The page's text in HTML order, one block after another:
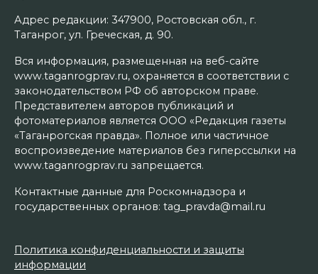
Адрес редакции: 347900, Ростовская обл., г.
Таганрог, ул. Греческая, д. 90.
Вся информация, размещенная на веб-сайте
www.taganrogprav.ru, охраняется в соответствии с
законодательством РФ об авторском праве.
Представителем авторов публикаций и
фотоматериалов является ООО «Редакция газеты
«Таганрогская правда». Полное или частичное
воспроизведение материалов без гиперссылки на
www.taganrogprav.ru запрещается.
Контактные данные для Роскомнадзора и
государственных органов: tag_pravda@mail.ru
Политика конфиденциальности и защиты
информации